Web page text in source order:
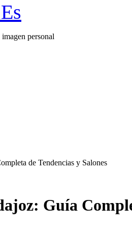
personal
de Tendencias y Salones
Guía